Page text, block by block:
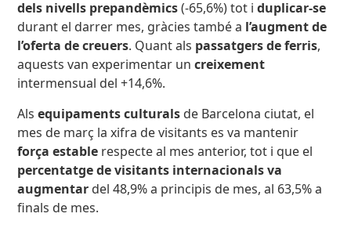
dels nivells prepandèmics(-65,6%) tot iduplicar-se
durant el darrer mes, gràcies també a l’augment de
l’oferta de creuers. Quant als passatgers de ferris,
aquests van experimentar uncreixement
intermensual del +14,6%.
Alsequipaments culturals de Barcelona ciutat, el
mes de març la xifra de visitants es va mantenir
força estable respecte al mes anterior, tot i que el
percentatge de visitants internacionals va
augmentar del 48,9% a principis de mes, al 63,5% a
finals de mes.